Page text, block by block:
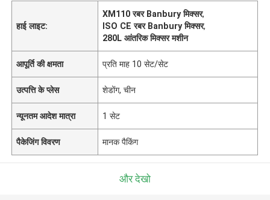
हाई लाइट:
XM110 रबर Banbury मिक्सर,
ISO CE रबर Banbury मिक्सर,
280L आंतरिक मिक्सर मशीन
आपूर्ति की क्षमता प्रति माह 10 सेट/सेट
उत्पत्ति के प्लेस शेडोंग, चीन
न्यूनतम आदेश मात्रा 1 सेट
पैकेजिंग विवरण मानक पैकिंग
और देखो